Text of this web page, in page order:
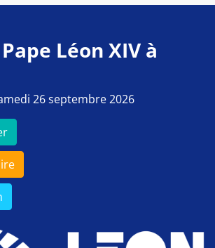
Léon XIV à
26 septembre 2026